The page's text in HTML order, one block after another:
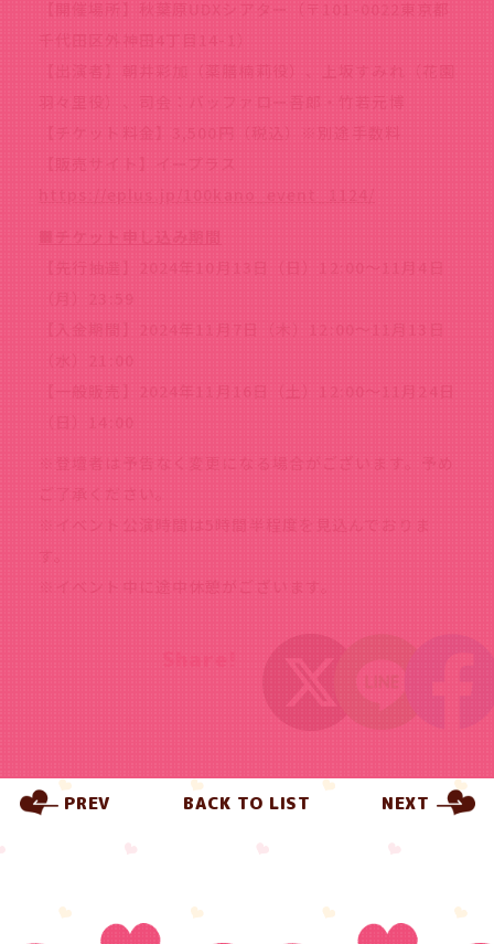
【開催場所】秋葉原UDXシアター（〒101-0022東京都
千代田区外神田4丁目14-1）
【出演者】朝井彩加（薬膳楠莉役）、上坂すみれ（花園
羽々里役）、司会：バッファロー吾郎・竹若元博
【チケット料金】3,500円（税込）※別途手数料
【販売サイト】イープラス
https://eplus.jp/100kano_event_1124/
■チケット申し込み期間
【先行抽選】2024年10月13日（日）12:00～11月4日
（月）23:59
【入金期間】2024年11月7日（木）12:00～11月13日
（水）21:00
【一般販売】2024年11月16日（土）12:00～11月24日
（日）14:00
※登壇者は予告なく変更になる場合がございます。予め
ご了承ください。
※イベント公演時間は5時間半程度を見込んでおりま
す。
※イベント中に途中休憩がございます。
PREV BACK TO LIST NEXT